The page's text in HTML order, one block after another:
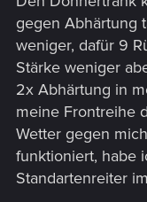
gegen Abhärtung
weniger, dafür 9
Stärke weniger
2x Abhärtung in
meine Frontreihe
Wetter gegen
funktioniert, habe
Standartenreiter